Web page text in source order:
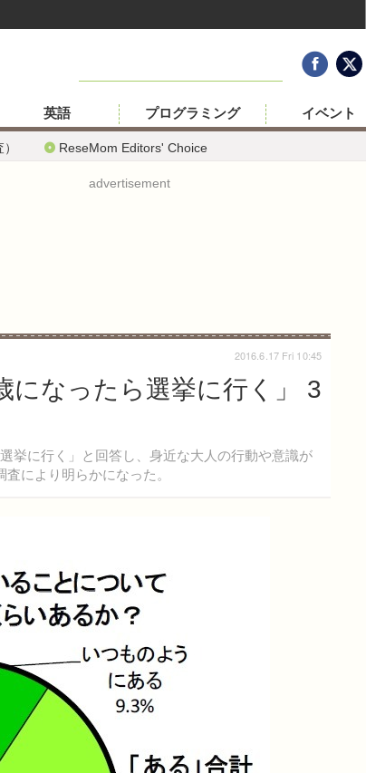
ReseMom Editors' Choice
英語 プログラミング イベント
advertisement
になったら選挙に行く」 3
挙に行く」と回答し、身近な大人の行動や意識が
により明らかになった。
2016.6.17 Fri 10:45